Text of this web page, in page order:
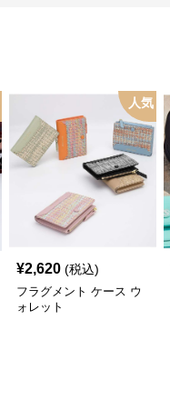
人気
¥2,620 (税込)
フラグメント ケース ウ
ォレット